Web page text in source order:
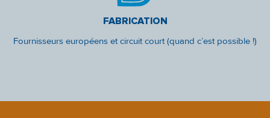
FABRICATION
Fournisseurs européens et circuit court (quand c’est possible !)